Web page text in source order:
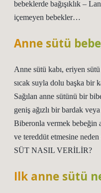
bebeklerde bağışıklık –
içemeyen bebekler…
Anne sütü
Anne sütü kabı, eriyen
sıcak suyla dolu başka bir
Sağılan anne sütünü bir
geniş ağızlı bir bardak
Biberonla vermek bebeğin
ve tereddüt etmesine
SÜT NASIL VERİLİR?
Ilk anne sütü